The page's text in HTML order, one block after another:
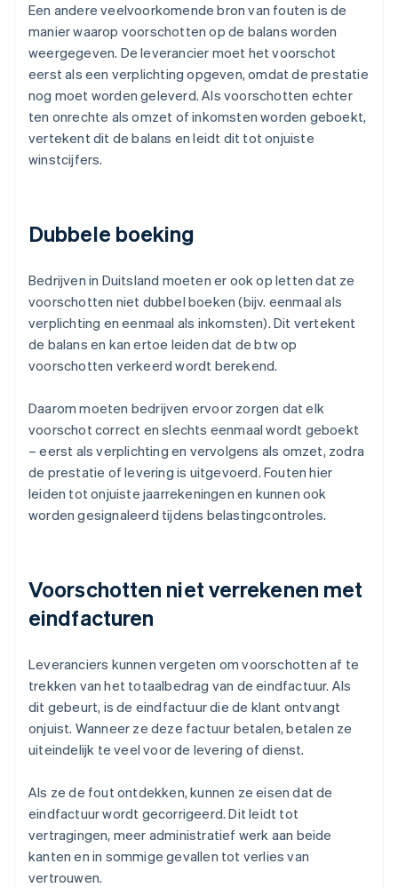
Een andere veelvoorkomende bron van fouten is de
manier waarop voorschotten op de balans worden
weergegeven. De leverancier moet het voorschot
eerst als een verplichting opgeven, omdat de prestatie
nog moet worden geleverd. Als voorschotten echter
ten onrechte als omzet of inkomsten worden geboekt,
vertekent dit de balans en leidt dit tot onjuiste
winstcijfers.
Dubbele boeking
Bedrijven in Duitsland moeten er ook op letten dat ze
voorschotten niet dubbel boeken (bijv. eenmaal als
verplichting en eenmaal als inkomsten). Dit vertekent
de balans en kan ertoe leiden dat de btw op
voorschotten verkeerd wordt berekend.
Daarom moeten bedrijven ervoor zorgen dat elk
voorschot correct en slechts eenmaal wordt geboekt
– eerst als verplichting en vervolgens als omzet, zodra
de prestatie of levering is uitgevoerd. Fouten hier
leiden tot onjuiste jaarrekeningen en kunnen ook
worden gesignaleerd tijdens belastingcontroles.
Voorschotten niet verrekenen met
eindfacturen
Leveranciers kunnen vergeten om voorschotten af te
trekken van het totaalbedrag van de eindfactuur. Als
dit gebeurt, is de eindfactuur die de klant ontvangt
onjuist. Wanneer ze deze factuur betalen, betalen ze
uiteindelijk te veel voor de levering of dienst.
Als ze de fout ontdekken, kunnen ze eisen dat de
eindfactuur wordt gecorrigeerd. Dit leidt tot
vertragingen, meer administratief werk aan beide
kanten en in sommige gevallen tot verlies van
vertrouwen.